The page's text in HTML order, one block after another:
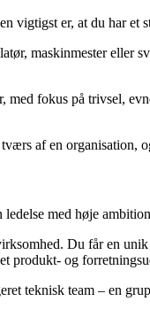
vigtigst er, at du har
maskinmester eller
med fokus på trivsel,
af en organisation,
med høje
Du får en
produkt- og
teknisk team – en